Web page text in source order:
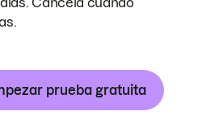
prueba gratuita